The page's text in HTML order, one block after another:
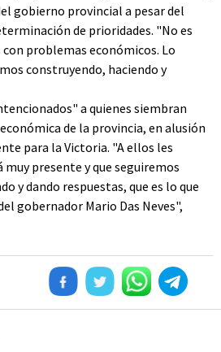
gobierno provincial a pesar del
de prioridades. "No es
con problemas económicos. Lo
construyendo, haciendo y
a quienes siembran
de la provincia, en alusión
para la Victoria. "A ellos les
muy presente y que seguiremos
y dando respuestas, que es lo que
gobernador Mario Das Neves",